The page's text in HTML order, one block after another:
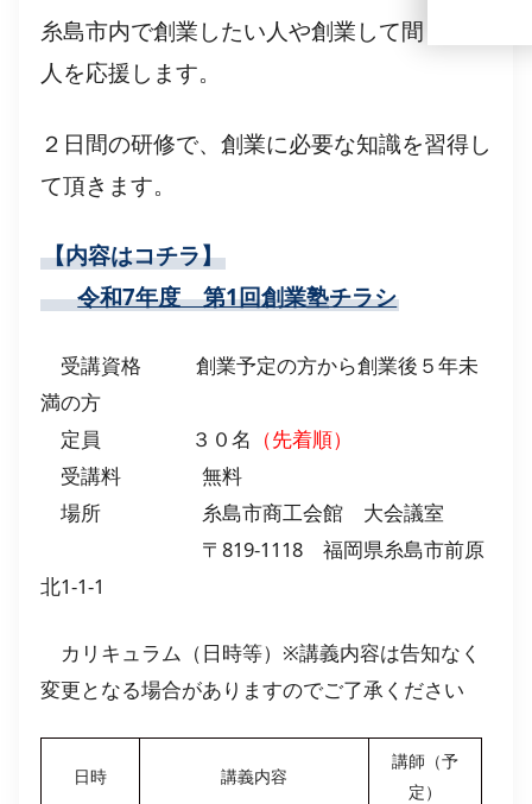
糸島市内で創業したい人や創業して間もない
人を応援します。
２日間の研修で、創業に必要な知識を習得し
て頂きます。
【内容はコチラ】
令和7年度 第1回創業塾チラシ
受講資格 創業予定の方から創業後５年未
満の方
定員 ３０名 （先着順）
受講料 無料
場所 糸島市商工会館 大会議室
〒819-1118 福岡県糸島市前原
北1-1-1
カリキュラム（日時等）※講義内容は告知なく
変更となる場合がありますのでご了承ください
日時 講義内容
講師（予
定）